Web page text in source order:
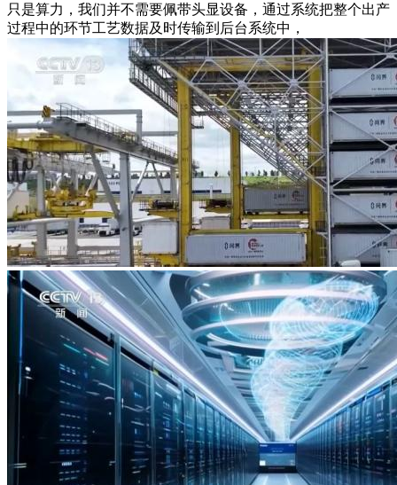
只是算力，我们并不需要佩带头显设备，通过系统把整个出产
过程中的环节工艺数据及时传输到后台系统中，